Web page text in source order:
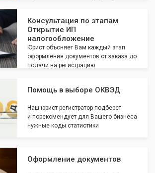
Консультация по этапам
Открытие ИП
налогообложение
Юрист объсняет Вам каждый этап
оформления документов от заказа до
подачи на регистрацию
Помощь в выборе ОКВЭД
Наш юрист регистратор подберет
и порекомендует для Вашего бизнеса
нужные коды статистики
Оформление документов